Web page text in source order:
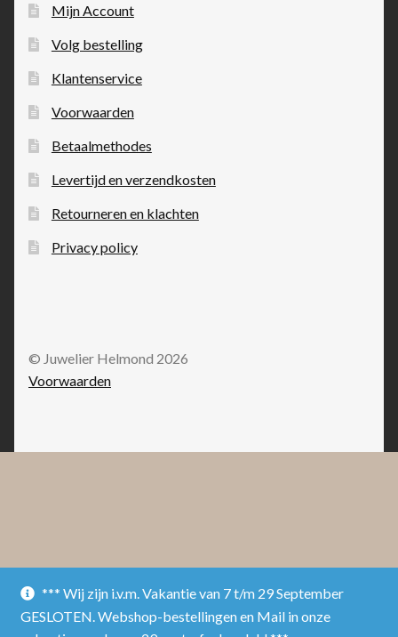
*** Wij zijn i.v.m. Vakantie van 7 t/m 29 September
GESLOTEN. Webshop-bestellingen en Mail in onze
Mijn Account
Volg bestelling
Klantenservice
Voorwaarden
Betaalmethodes
Levertijd en verzendkosten
Retourneren en klachten
Privacy policy
© Juwelier Helmond 2026
Voorwaarden